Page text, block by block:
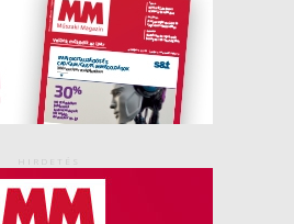
HIRDETÉS